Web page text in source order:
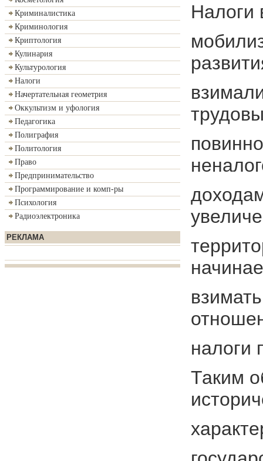
Криминалистика
Криминология
Криптология
Кулинария
Культурология
Налоги
Начертательная геометрия
Оккультизм и уфология
Педагогика
Полиграфия
Политология
Право
Предпринимательство
Программирование и комп-ры
Психология
Радиоэлектроника
РЕКЛАМА
Налоги
налоги
Таким